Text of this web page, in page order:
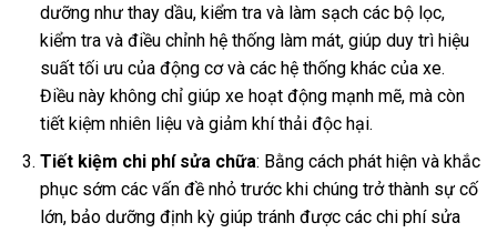
dưỡng như thay dầu, kiểm tra và làm sạch các bộ lọc,
kiểm tra và điều chỉnh hệ thống làm mát, giúp duy trì hiệu
suất tối ưu của động cơ và các hệ thống khác của xe.
Điều này không chỉ giúp xe hoạt động mạnh mẽ, mà còn
tiết kiệm nhiên liệu và giảm khí thải độc hại.
Tiết kiệm chi phí sửa chữa: Bằng cách phát hiện và khắc
phục sớm các vấn đề nhỏ trước khi chúng trở thành sự cố
lớn, bảo dưỡng định kỳ giúp tránh được các chi phí sửa